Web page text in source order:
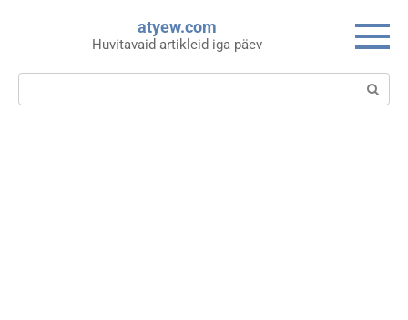
atyew.com
Huvitavaid artikleid iga päev
Search: